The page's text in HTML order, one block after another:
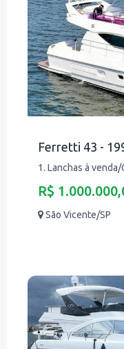
Ferretti 43 -
1. Lanchas à
R$
São Vicente/SP